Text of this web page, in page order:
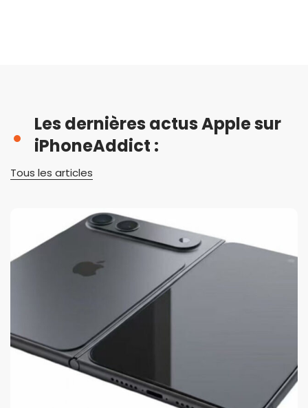
Les dernières actus Apple sur
iPhoneAddict :
Tous les articles